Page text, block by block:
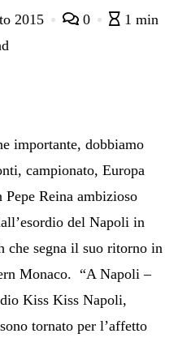
2015 0
1 min
importante, dobbiamo
campionato, Europa
Pepe Reina ambizioso
del Napoli in
che segna il suo ritorno in
Monaco. “A Napoli –
Kiss Kiss Napoli,
tornato per l’affetto